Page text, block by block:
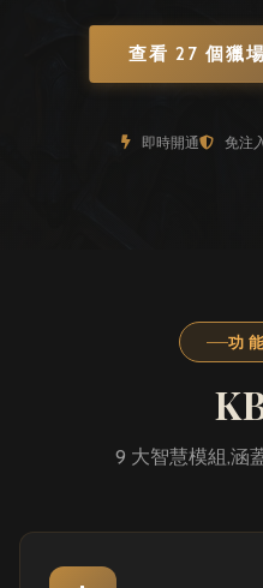
查看 27 個獵場
即時開通 免注
功
9 大智慧模組,涵